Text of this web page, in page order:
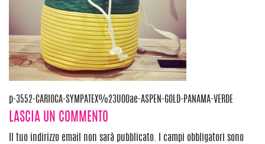
Navigazione
articoli
p-3552-CARIOCA-SYMPATEX%23U00ae-ASPEN-GOLD-PANAMA-VERDE
LASCIA UN COMMENTO
Il tuo indirizzo email non sarà pubblicato.
I campi obbligatori sono